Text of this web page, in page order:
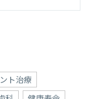
ト治療